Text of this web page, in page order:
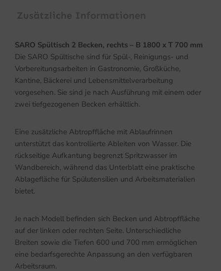
SARO Spültisch 2 Becken, rechts – B 1800 x T 700 mm
Die SARO Spültische sind für Spül-, Reinigungs- und
Vorbereitungsarbeiten in Gastronomie, Großküche,
Kantine, Bäckerei und Lebensmittelverarbeitung
vorgesehen. Sie sind je nach Ausführung mit einem oder
zwei tiefgezogenen Becken erhältlich.
Eine zusätzliche Abtropffläche mit Ablaufrinnen
unterstützt das kontrollierte Ableiten von Wasser. Die
rückseitige Aufkantung begrenzt Spritzwasser im
Wandbereich, während das Unterblatt eine praktische
Ablagefläche für Spülutensilien und Arbeitsmaterialien
bietet.
Je nach Modell befinden sich Becken und Abtropffläche
auf der linken oder rechten Seite. Unterschiedliche
Breiten sowie die Tiefen 600 und 700 mm ermöglichen
eine bedarfsgerechte Anpassung an den verfügbaren
Arbeitsraum.